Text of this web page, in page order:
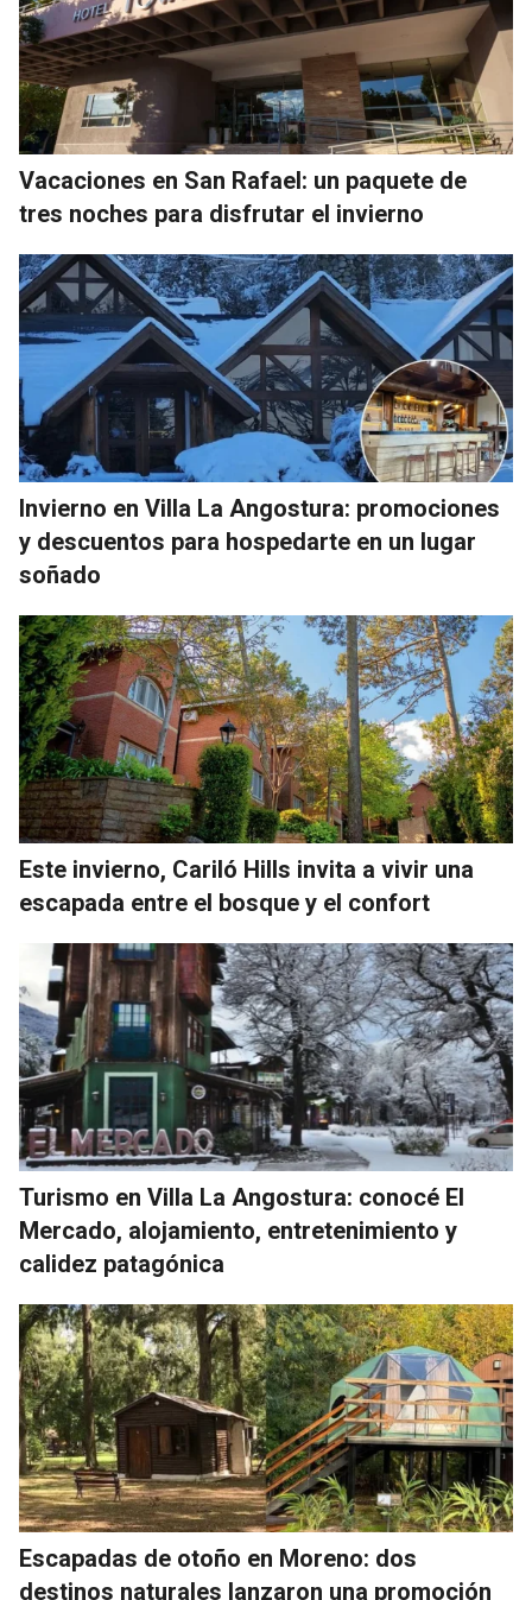
Vacaciones en San Rafael: un paquete de
tres noches para disfrutar el invierno
Invierno en Villa La Angostura: promociones
y descuentos para hospedarte en un lugar
soñado
Este invierno, Cariló Hills invita a vivir una
escapada entre el bosque y el confort
Turismo en Villa La Angostura: conocé El
Mercado, alojamiento, entretenimiento y
calidez patagónica
Escapadas de otoño en Moreno: dos
destinos naturales lanzaron una promoción